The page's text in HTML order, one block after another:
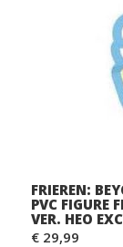
FRIEREN:
PVC FIGURE
VER. HEO
€ 29,99